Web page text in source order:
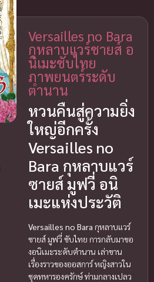
Versailles no Bara
กุหลาบแวร์ซายส์ อ
นิเมะซับไทย
ภาพยนตร์ระดับ
ตำนาน
หวนคืนสู่ความยิ่ง
ใหญ่อีกครั้ง
Versailles no
Bara กุหลาบแวร์
ซายส์ มูฟวี่ อนิ
เมะแห่งประวัติ
Versailles no Bara กุหลาบแวร์
ซายส์ มูฟวี่ ซับไทย การกลับมาขอ
งอนิเมะระดับตำนาน เล่าขาน
เรื่องราวของออสการ์ หญิงสาวใน
ชุดทหารองครักษ์ ท่ามกลางเปลว